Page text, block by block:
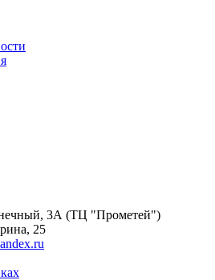
3А (ТЦ "Прометей")
25